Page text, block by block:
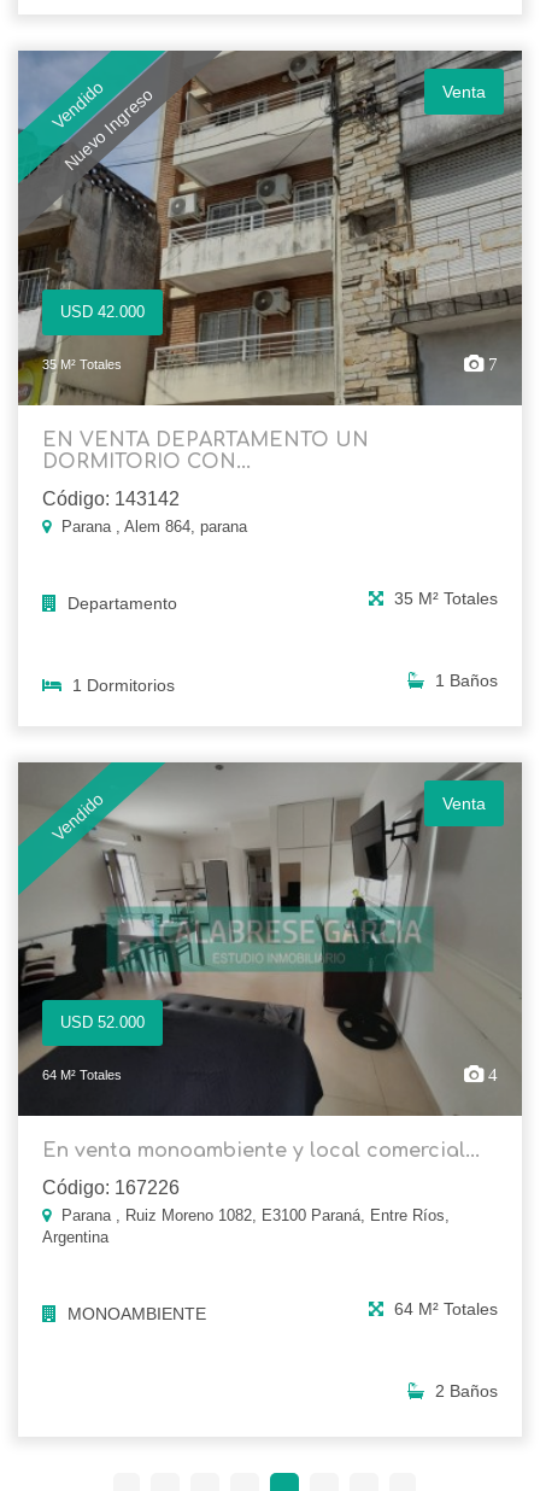
Vendido
Nuevo Ingreso Venta
USD 42.000
35 M² Totales 7
EN VENTA DEPARTAMENTO UN
DORMITORIO CON...
Código: 143142
Parana , Alem 864, parana
Departamento 35 M² Totales
1 Dormitorios 1 Baños
Vendido Venta
USD 52.000
64 M² Totales 4
En venta monoambiente y local comercial...
Código: 167226
Parana , Ruiz Moreno 1082, E3100 Paraná, Entre Ríos,
Argentina
MONOAMBIENTE 64 M² Totales
2 Baños